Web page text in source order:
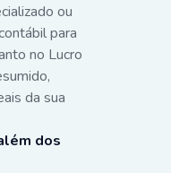
ou
para
no Lucro
da sua
dos